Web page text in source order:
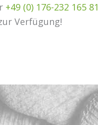
+49 (0) 176-232 165 81
Verfügung!